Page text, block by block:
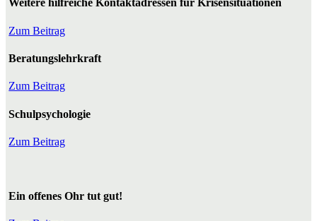
Weitere hilfreiche Kontaktadressen für Krisensituationen
Zum Beitrag
Beratungslehrkraft
Zum Beitrag
Schulpsychologie
Zum Beitrag
Ein offenes Ohr tut gut!